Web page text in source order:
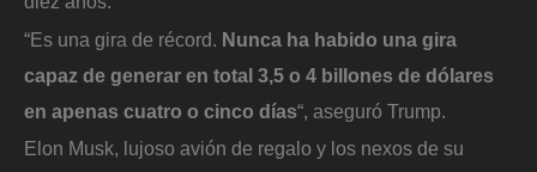
“Es una gira de récord. Nunca ha habido una gira
capaz de generar en total 3,5 o 4 billones de dólares
en apenas cuatro o cinco días“, aseguró Trump.
Elon Musk, lujoso avión de regalo y los nexos de su